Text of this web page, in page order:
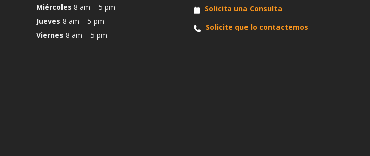
Miércoles 8 am – 5 pm
Jueves 8 am – 5 pm
Viernes 8 am – 5 pm
Solicita una Consulta
Solicite que lo contactemos